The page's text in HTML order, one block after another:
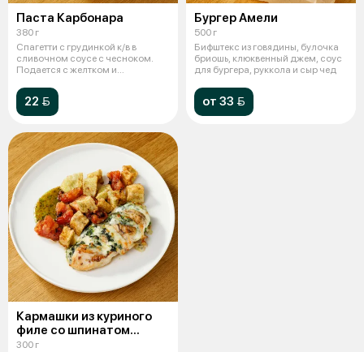
Паста Карбонара
380 г
Спагетти с грудинкой к/в в
сливочном соусе с чесноком.
Подается с желтком и
22 
Бургер Амели
500 г
Бифштекс из говядины, булочка
бриошь, клюквенный джем, соус
для бургера, руккола и сыр чед
от 33 
Кармашки из куриного
филе со шпинатом
и сыром
300 г